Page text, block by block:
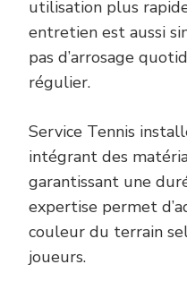
utilisation plus
entretien est aussi
pas d’arrosage
régulier.
Service Tennis
intégrant des
garantissant une
expertise permet
couleur du terrain
joueurs.